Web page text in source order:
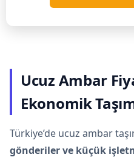
Ucuz Ambar
Ekonomik
Türkiye’de ucuz ambar
gönderiler ve küçük